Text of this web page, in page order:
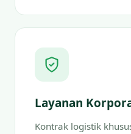
Layanan
Kontrak logistik